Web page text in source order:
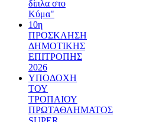
δίπλα στο
Κύμα"
10η
ΠΡΟΣΚΛΗΣΗ
ΔΗΜΟΤΙΚΗΣ
ΕΠΙΤΡΟΠΗΣ
2026
ΥΠΟΔΟΧΗ
ΤΟΥ
ΤΡΟΠΑΙΟΥ
ΠΡΩΤΑΘΛΗΜΑΤΟΣ